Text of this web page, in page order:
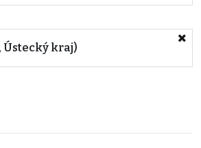
Ústecký kraj)